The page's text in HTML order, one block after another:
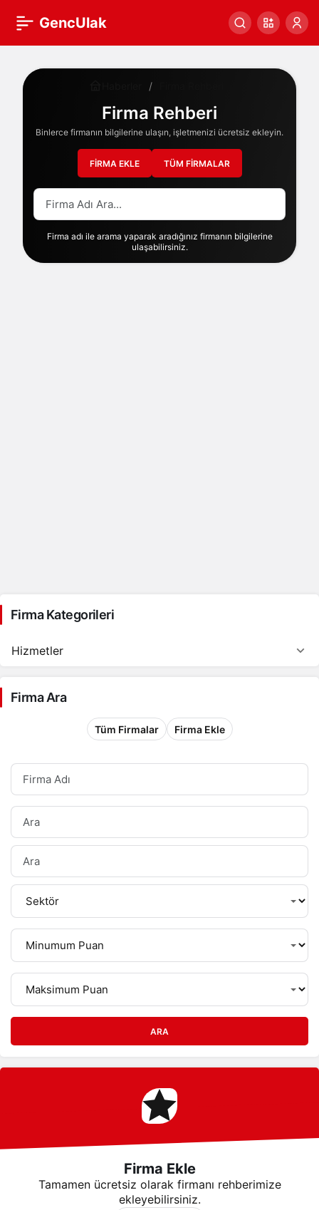
GencUlak
Firma Rehberi
Binlerce firmanın bilgilerine ulaşın, işletmenizi ücretsiz ekleyin.
FIRMA EKLE TÜM FIRMALAR
Firma adı ile arama yaparak aradığınız firmanın bilgilerine
ulaşabilirsiniz.
Firma Kategorileri
Hizmetler
Firma Ara
Tüm Firmalar Firma Ekle
ARA
Firma Ekle
Tamamen ücretsiz olarak firmanı rehberimize
ekleyebilirsiniz.